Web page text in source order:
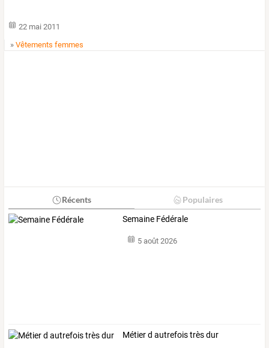
22 mai 2011
»Vêtements femmes
Récents Populaires
Semaine Fédérale
5 août 2026
Métier d autrefois très dur